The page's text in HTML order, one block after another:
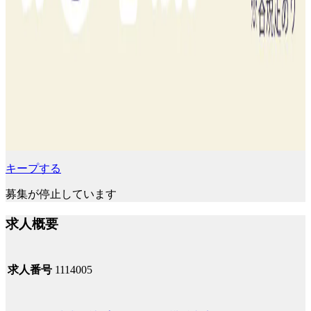
キープする
募集が停止しています
求人概要
求人番号 1114005